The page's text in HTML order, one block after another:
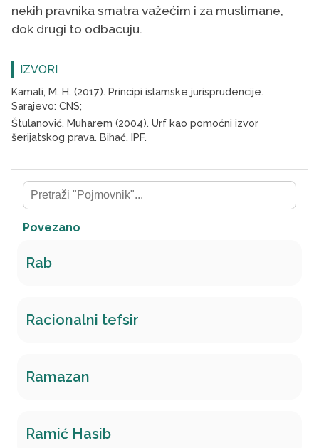
nekih pravnika smatra važećim i za muslimane,
dok drugi to odbacuju.
IZVORI
Kamali, M. H. (2017). Principi islamske jurisprudencije.
Sarajevo: CNS;
Štulanović, Muharem (2004). Urf kao pomoćni izvor
šerijatskog prava. Bihać, IPF.
Povezano
Rab
Racionalni tefsir
Ramazan
Ramić Hasib